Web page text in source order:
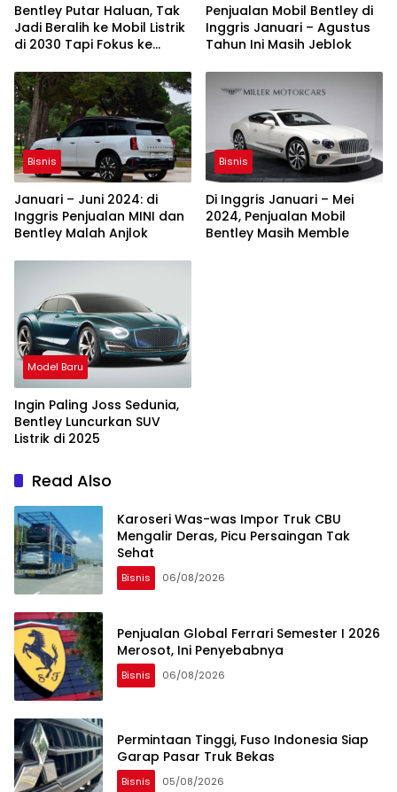
Bentley Putar Haluan, Tak
Jadi Beralih ke Mobil Listrik
di 2030 Tapi Fokus ke
Penjualan Mobil Bentley di
Inggris Januari – Agustus
Tahun Ini Masih Jeblok
Bisnis
Januari – Juni 2024: di
Inggris Penjualan MINI dan
Bentley Malah Anjlok
Bisnis
Di Inggris Januari – Mei
2024, Penjualan Mobil
Bentley Masih Memble
Model Baru
Ingin Paling Joss Sedunia,
Bentley Luncurkan SUV
Listrik di 2025
Read Also
Karoseri Was-was Impor Truk CBU
Mengalir Deras, Picu Persaingan Tak
Sehat
Bisnis 06/08/2026
Penjualan Global Ferrari Semester I 2026
Merosot, Ini Penyebabnya
Bisnis 06/08/2026
Permintaan Tinggi, Fuso Indonesia Siap
Garap Pasar Truk Bekas
Bisnis 05/08/2026